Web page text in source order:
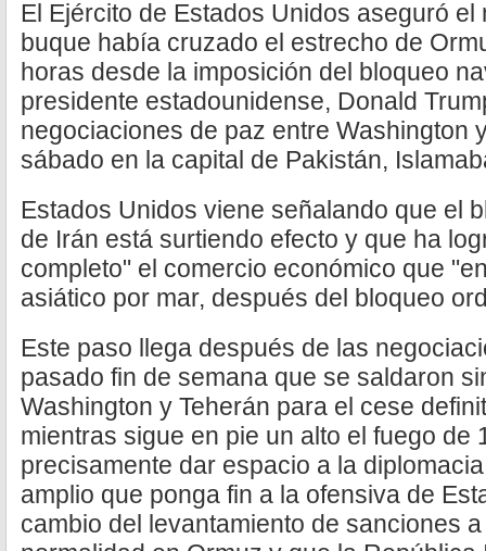
El Ejército de Estados Unidos aseguró
buque había cruzado el estrecho de
horas desde la imposición del bloqueo
presidente estadounidense, Donald
negociaciones de paz entre Washington
sábado en la capital de Pakistán,
Estados Unidos viene señalando que el
de Irán está surtiendo efecto y que ha
completo" el comercio económico que
asiático por mar, después del bloqueo
Este paso llega después de las
pasado fin de semana que se saldaron
Washington y Teherán para el cese
mientras sigue en pie un alto el fuego de
precisamente dar espacio a la
amplio que ponga fin a la ofensiva de
cambio del levantamiento de sanciones